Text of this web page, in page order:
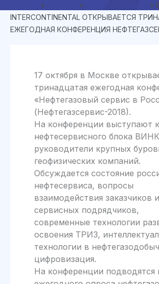
» » »
INTERCONTINENTAL ОТКРЫВАЕТСЯ
ЕЖЕГОДНАЯ КОНФЕРЕНЦИЯ
17 октября в Москве
тринадцатая ежегодная
«Нефтегазовый сервис в
(Нефтегазсервис-2018).
На конференции выступают
нефтесервисного блока
руководители крупных
геофизических компаний.
Обсуждается состояние
нефтесервиса, вопросы
взаимодействия заказчиков и
сервисных подрядчиков,
современные технологии
освоения ТРИЗ,
технологии в
цифровизация.
На конференции подводятся